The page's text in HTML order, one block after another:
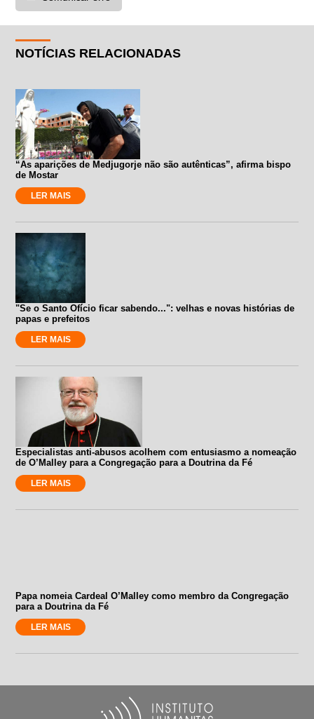
NOTÍCIAS RELACIONADAS
“As aparições de Medjugorje não são autênticas”, afirma bispo
de Mostar
LER MAIS
"Se o Santo Ofício ficar sabendo...": velhas e novas histórias de
papas e prefeitos
LER MAIS
Especialistas anti-abusos acolhem com entusiasmo a nomeação
de O’Malley para a Congregação para a Doutrina da Fé
LER MAIS
Papa nomeia Cardeal O’Malley como membro da Congregação
para a Doutrina da Fé
LER MAIS